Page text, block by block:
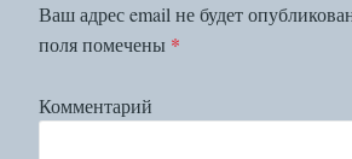
Ваш адрес email не будет
поля помечены *
Комментарий